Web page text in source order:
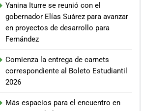
Yanina Iturre se reunió con el
gobernador Elías Suárez para avanzar
en proyectos de desarrollo para
Fernández
Comienza la entrega de carnets
correspondiente al Boleto Estudiantil
2026
Más espacios para el encuentro en